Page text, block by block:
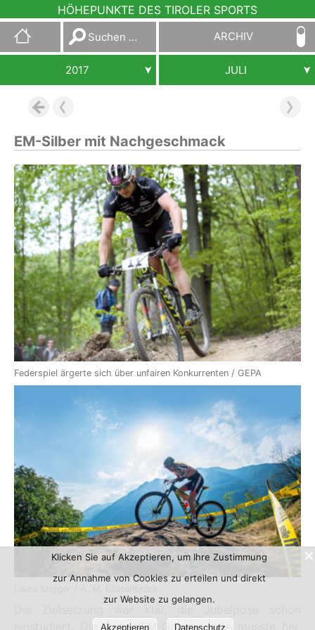
HÖHEPUNKTE DES TIROLER SPORTS
Suchen
nach:
ARCHIV
2017 JULI
EM-Silber mit Nachgeschmack
Federspiel ärgerte sich über unfairen Konkurrenten / GEPA
Die Zielsetzung war klar, die Jubelpose schon
einstudiert. Die dritte EM-Goldmedaille musste her.
Klicken Sie auf Akzeptieren, um Ihre Zustimmung
zur Annahme von Cookies zu erteilen und direkt
zur Website zu gelangen.
Akzeptieren Datenschutz